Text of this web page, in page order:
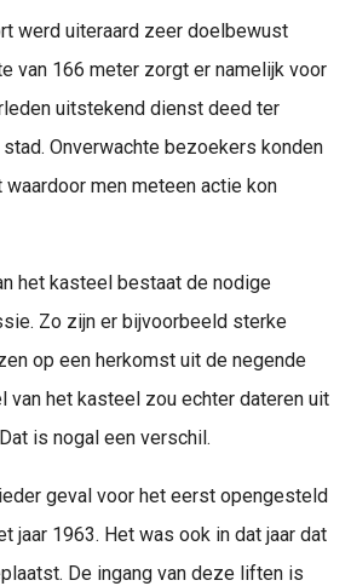
werd uiteraard zeer doelbewust
van 166 meter zorgt er namelijk voor
uitstekend dienst deed ter
Onverwachte bezoekers konden
men meteen actie kon
het kasteel bestaat de nodige
Zo zijn er bijvoorbeeld sterke
op een herkomst uit de negende
van het kasteel zou echter dateren uit
is nogal een verschil.
geval voor het eerst opengesteld
jaar 1963. Het was ook in dat jaar dat
De ingang van deze liften is